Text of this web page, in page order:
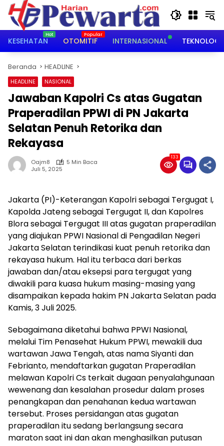
Langsung
konten
KESEHATAN
OTOMITIF INTERNASIONAL TEKNOLOGI
Beranda HEADLINE
HEADLINE NASIONAL
Jawaban Kapolri Cs atas Gugatan
Praperadilan PPWI di PN Jakarta
Selatan Penuh Retorika dan
Rekayasa
Oajm8
5 Min Baca
Juli 5, 2025
133
Jakarta (PI)-Keterangan Kapolri sebagai Tergugat I,
Kapolda Jateng sebagai Tergugat II, dan Kapolres
Blora sebagai Tergugat III atas gugatan praperadilan
yang diajukan PPWI Nasional di Pengadilan Negeri
Jakarta Selatan terindikasi kuat penuh retorika dan
rekayasa hukum. Hal itu terbaca dari berkas
jawaban dan/atau eksepsi para tergugat yang
diwakili para kuasa hukum masing-masing yang
disampaikan kepada hakim PN Jakarta Selatan pada
Kamis, 3 Juli 2025.
Sebagaimana diketahui bahwa PPWI Nasional,
melalui Tim Penasehat Hukum PPWI, mewakili dua
wartawan Jawa Tengah, atas nama Siyanti dan
Febrianto, mendaftarkan gugatan Praperadilan
melawan Kapolri Cs terkait dugaan penyalahgunaan
wewenang dan kesalahan prosedur dalam proses
penangkapan dan penahanan kedua wartawan
tersebut. Proses persidangan atas gugatan
praperadilan itu sedang berlangsung secara
maraton saat ini dan akan menghasilkan putusan